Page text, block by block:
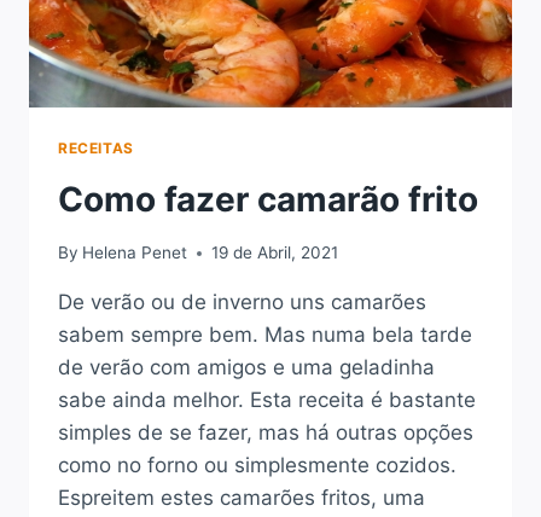
RECEITAS
Como fazer camarão frito
By Helena Penet 19 de Abril, 2021
De verão ou de inverno uns camarões
sabem sempre bem. Mas numa bela tarde
de verão com amigos e uma geladinha
sabe ainda melhor. Esta receita é bastante
simples de se fazer, mas há outras opções
como no forno ou simplesmente cozidos.
Espreitem estes camarões fritos, uma